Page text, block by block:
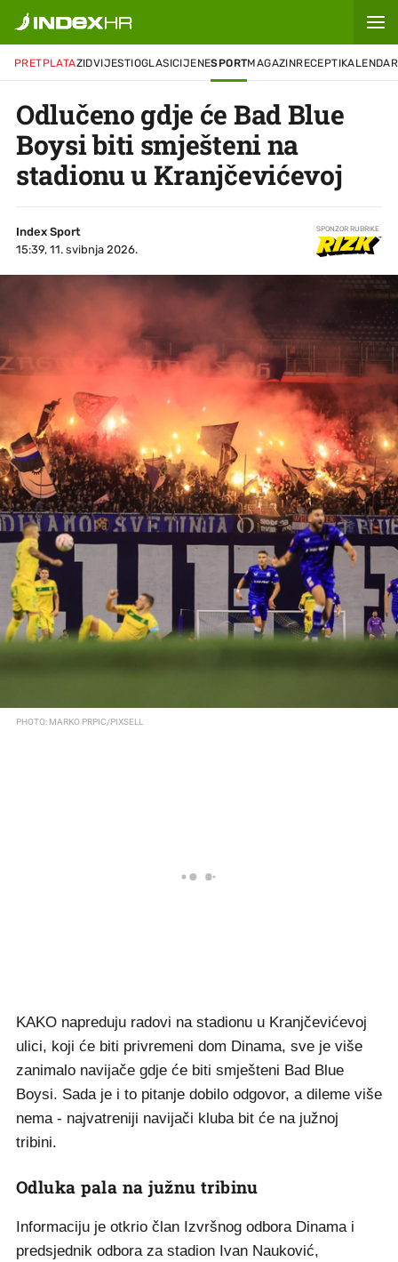
PRETPLATAZIDVIJESTIOGLASICIJENESPORTMAGAZINRECEPTIKALENDAR
Odlučeno gdje će Bad Blue
Boysi biti smješteni na
stadionu u Kranjčevićevoj
Index Sport
15:39, 11. svibnja 2026.
SPONZOR RUBRIKE
PHOTO: MARKO PRPIC/PIXSELL
KAKO napreduju radovi na stadionu u Kranjčevićevoj
ulici, koji će biti privremeni dom Dinama, sve je više
zanimalo navijače gdje će biti smješteni Bad Blue
Boysi. Sada je i to pitanje dobilo odgovor, a dileme više
nema - najvatreniji navijači kluba bit će na južnoj
tribini.
Odluka pala na južnu tribinu
Informaciju je otkrio član Izvršnog odbora Dinama i
predsjednik odbora za stadion Ivan Nauković,